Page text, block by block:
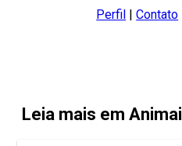
Perfil |Contato
Leia mais em